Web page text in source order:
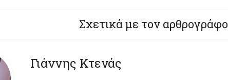
Σχετικά με τον αρθρογράφο
Γιάννης Κτενάς